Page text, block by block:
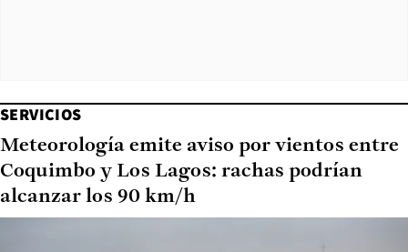
SERVICIOS
Meteorología emite aviso por vientos entre
Coquimbo y Los Lagos: rachas podrían
alcanzar los 90 km/h